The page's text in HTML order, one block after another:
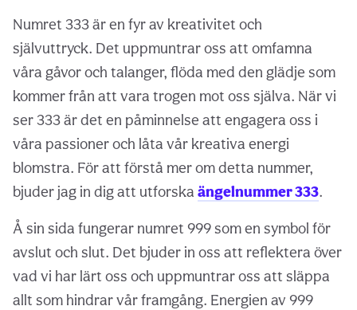
Numret 333 är en fyr av kreativitet och
självuttryck. Det uppmuntrar oss att omfamna
våra gåvor och talanger, flöda med den glädje som
kommer från att vara trogen mot oss själva. När vi
ser 333 är det en påminnelse att engagera oss i
våra passioner och låta vår kreativa energi
blomstra. För att förstå mer om detta nummer,
bjuder jag in dig att utforska ängelnummer 333.
Å sin sida fungerar numret 999 som en symbol för
avslut och slut. Det bjuder in oss att reflektera över
vad vi har lärt oss och uppmuntrar oss att släppa
allt som hindrar vår framgång. Energien av 999